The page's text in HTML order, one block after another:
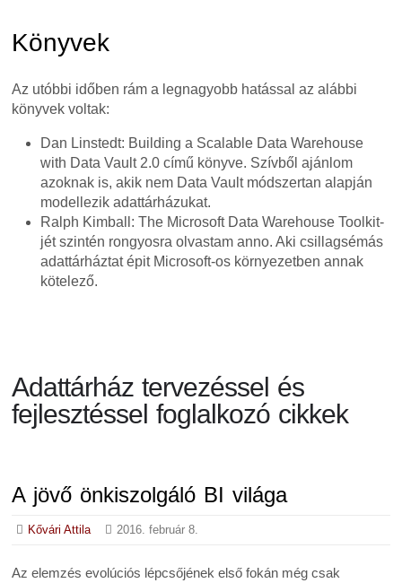
Könyvek
Az utóbbi időben rám a legnagyobb hatással az alábbi
könyvek voltak:
Dan Linstedt: Building a Scalable Data Warehouse
with Data Vault 2.0 című könyve. Szívből ajánlom
azoknak is, akik nem Data Vault módszertan alapján
modellezik adattárházukat.
Ralph Kimball: The Microsoft Data Warehouse Toolkit-
jét szintén rongyosra olvastam anno. Aki csillagsémás
adattárháztat épit Microsoft-os környezetben annak
kötelező.
Adattárház tervezéssel és
fejlesztéssel foglalkozó cikkek
A jövő önkiszolgáló BI világa
Kővári Attila 2016. február 8.
Az elemzés evolúciós lépcsőjének első fokán még csak